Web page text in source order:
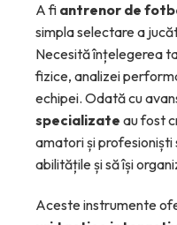
A fi antrenor de
simpla selectare a
Necesită înțelegerea
fizice, analizei
echipei. Odată cu
specializate au fost
amatori și
abilitățile și să își
Aceste instrumente